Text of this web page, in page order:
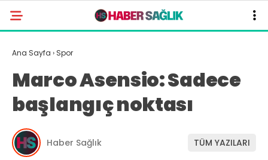
Ana Sayfa › Spor
Marco Asensio: Sadece
başlangıç noktası
Haber Sağlık TÜM YAZILARI